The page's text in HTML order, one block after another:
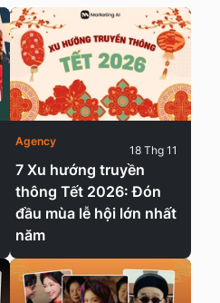
7 Xu hướng truyền
thông Tết 2026: Đón
đầu mùa lễ hội lớn nhất
năm
Agency
18 Thg 11